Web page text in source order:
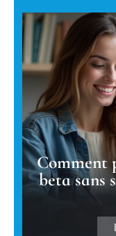
Comment
beta sans